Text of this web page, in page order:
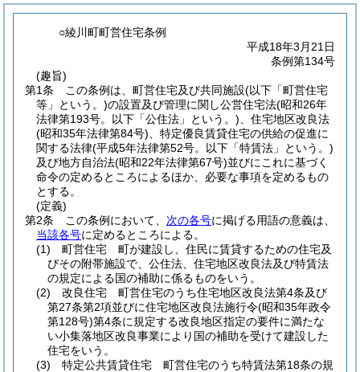
○綾川町町営住宅条例
平成18年3月21日
条例第134号
(趣旨)
第1条
この条例は、町営住宅及び共同施設(以下「町営住宅
等」という。)の設置及び管理に関し公営住宅法(昭和26年
法律第193号。以下「公住法」という。) 、住宅地区改良法
(昭和35年法律第84号) 、特定優良賃貸住宅の供給の促進に
関する法律(平成5年法律第52号。以下「特賃法」という。)
及び地方自治法(昭和22年法律第67号)並びにこれに基づく
命令の定めるところによるほか、必要な事項を定めるもの
とする。
(定義)
第2条
この条例において、 次の各号に掲げる用語の意義は、
当該各号に定めるところによる。
(1)
町営住宅 町が建設し、住民に賃貸するための住宅及
びその附帯施設で、公住法、住宅地区改良法及び特賃法
の規定による国の補助に係るものをいう。
(2)
改良住宅 町営住宅のうち住宅地区改良法第4条及び
第27条第2項並びに住宅地区改良法施行令(昭和35年政令
第128号)第4条に規定する改良地区指定の要件に満たな
い小集落地区改良事業により国の補助を受けて建設した
住宅をいう。
(3)
特定公共賃貸住宅 町営住宅のうち特賃法第18条の規